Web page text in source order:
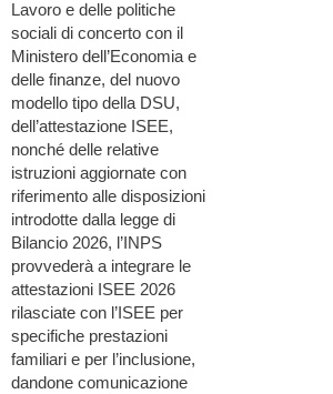
Lavoro e delle politiche
sociali di concerto con il
Ministero dell’Economia e
delle finanze, del nuovo
modello tipo della DSU,
dell’attestazione ISEE,
nonché delle relative
istruzioni aggiornate con
riferimento alle disposizioni
introdotte dalla legge di
Bilancio 2026, l’INPS
provvederà a integrare le
attestazioni ISEE 2026
rilasciate con l’ISEE per
specifiche prestazioni
familiari e per l’inclusione,
dandone comunicazione